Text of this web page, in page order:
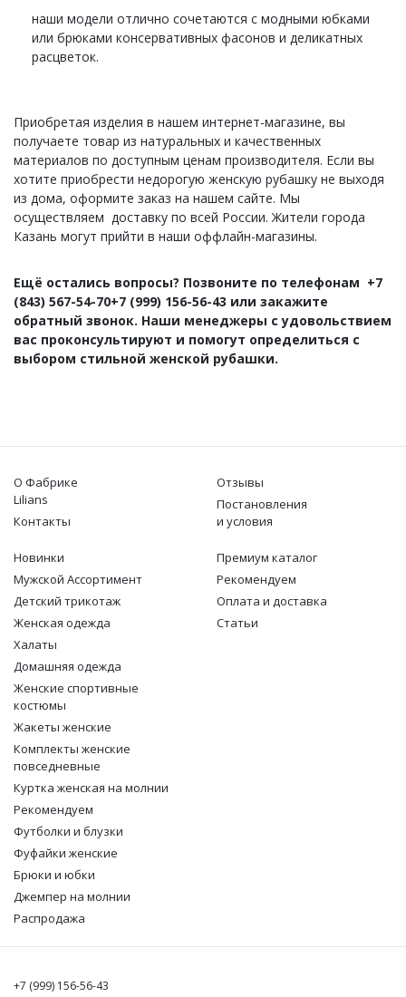
наши модели отлично сочетаются с модными юбками
или брюками консервативных фасонов и деликатных
расцветок.
Приобретая изделия в нашем интернет-магазине, вы
получаете товар из натуральных и качественных
материалов по доступным ценам производителя. Если вы
хотите приобрести недорогую женскую рубашку не выходя
из дома, оформите заказ на нашем сайте. Мы
осуществляем доставку по всей России. Жители города
Казань могут прийти в наши оффлайн-магазины.
Ещё остались вопросы? Позвоните по телефонам +7
(843) 567-54-70+7 (999) 156-56-43 или закажите
обратный звонок. Наши менеджеры с удовольствием
вас проконсультируют и помогут определиться с
выбором стильной женской рубашки.
О Фабрике
Lilians
Контакты
Отзывы
Постановления
и условия
Новинки
Мужской Ассортимент
Детcкий трикотаж
Женская одежда
Халаты
Домашняя одежда
Женские спортивные
костюмы
Жакеты женские
Комплекты женские
повседневные
Куртка женская на молнии
Рекомендуем
Футболки и блузки
Фуфайки женские
Брюки и юбки
Джемпер на молнии
Распродажа
Премиум каталог
Рекомендуем
Оплата и доставка
Статьи
+7 (999) 156-56-43